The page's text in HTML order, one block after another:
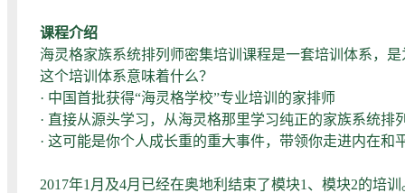
课程介绍
海灵格家族系统排列师密集培训课程是一套培训体系，
这个培训体系意味着什么？
· 中国首批获得“海灵格学校”专业培训的家排师
· 直接从源头学习，从海灵格那里学习纯正的家族系统排
· 这可能是你个人成长重的重大事件，带领你走进内在和
2017年1月及4月已经在奥地利结束了模块1、模块2的培